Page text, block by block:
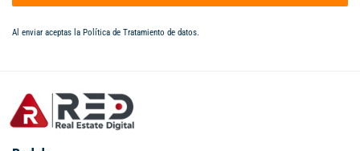
Al enviar aceptas la Política de Tratamiento de datos.